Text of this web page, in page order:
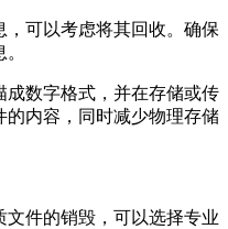
，可以考虑将其回收。确保
成数字格式，并在存储或传
内容，同时减少物理存储
件的销毁，可以选择专业